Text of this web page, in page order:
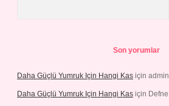
Son yorumlar
Daha Güçlü Yumruk Için Hangi Kas için admin
Daha Güçlü Yumruk Için Hangi Kas için Defne